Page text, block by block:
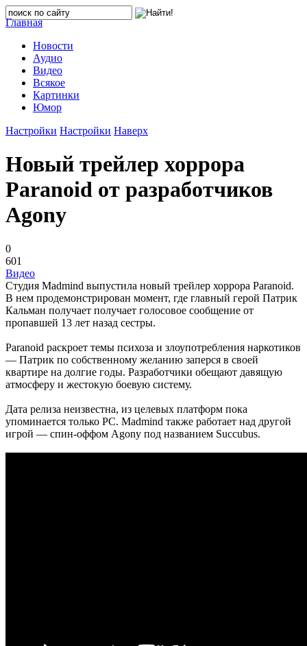
Главная
Новости
Аудио
Видео
Всякое
Картинки
Юмор
Настройки Настройки Наверх
Новый трейлер хоррора
Paranoid от разработчиков
Agony
0
601
Видео
Студия Madmind выпустила новый трейлер хоррора Paranoid.
В нем продемонстрирован момент, где главный герой Патрик
Кальман получает получает голосовое сообщение от
пропавшей 13 лет назад сестры.
Paranoid раскроет темы психоза и злоупотребления наркотиков
— Патрик по собственному желанию заперся в своей
квартире на долгие годы. Разработчики обещают давящую
атмосферу и жестокую боевую систему.
Дата релиза неизвестна, из целевых платформ пока
упоминается только PC. Madmind также работает над другой
игрой — спин-оффом Agony под названием Succubus.